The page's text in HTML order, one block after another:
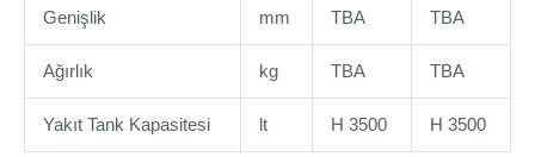
Genişlik mm TBA TBA
Ağırlık kg TBA TBA
Yakıt Tank Kapasitesi lt H 3500 H 3500